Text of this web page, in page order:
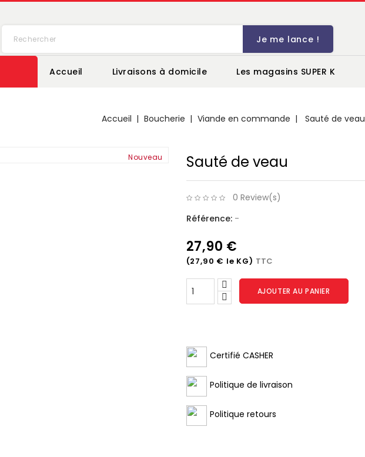
Je me lance !
Accueil Livraisons à domicile Les magasins SUPER K
Accueil Boucherie Viande en commande Sauté de veau
Nouveau Sauté de veau
0 Review(s)
Référence: -
27,90 €
(27,90 € le KG) TTC
AJOUTER AU PANIER
Certifié CASHER
Politique de livraison
Politique retours